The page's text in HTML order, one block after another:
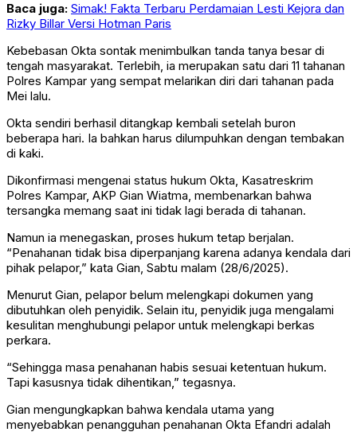
Baca juga: Simak! Fakta Terbaru Perdamaian Lesti Kejora dan
Rizky Billar Versi Hotman Paris
Kebebasan Okta sontak menimbulkan tanda tanya besar di
tengah masyarakat. Terlebih, ia merupakan satu dari 11 tahanan
Polres Kampar yang sempat melarikan diri dari tahanan pada
Mei lalu.
Okta sendiri berhasil ditangkap kembali setelah buron
beberapa hari. Ia bahkan harus dilumpuhkan dengan tembakan
di kaki.
Dikonfirmasi mengenai status hukum Okta, Kasatreskrim
Polres Kampar, AKP Gian Wiatma, membenarkan bahwa
tersangka memang saat ini tidak lagi berada di tahanan.
Namun ia menegaskan, proses hukum tetap berjalan.
“Penahanan tidak bisa diperpanjang karena adanya kendala dari
pihak pelapor,” kata Gian, Sabtu malam (28/6/2025).
Menurut Gian, pelapor belum melengkapi dokumen yang
dibutuhkan oleh penyidik. Selain itu, penyidik juga mengalami
kesulitan menghubungi pelapor untuk melengkapi berkas
perkara.
“Sehingga masa penahanan habis sesuai ketentuan hukum.
Tapi kasusnya tidak dihentikan,” tegasnya.
Gian mengungkapkan bahwa kendala utama yang
menyebabkan penangguhan penahanan Okta Efandri adalah